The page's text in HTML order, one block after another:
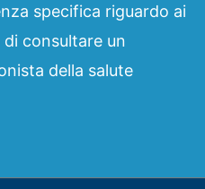
specifica riguardo ai
consultare un
della salute